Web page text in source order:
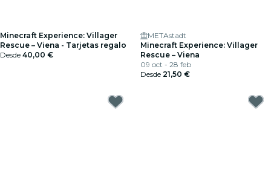
Minecraft Experience: Villager
Rescue – Viena - Tarjetas regalo
Desde 40,00 €
METAstadt
Minecraft Experience: Villager
Rescue – Viena
09 oct - 28 feb
Desde 21,50 €